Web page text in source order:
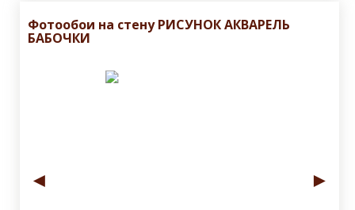
Фотообои на стену РИСУНОК АКВАРЕЛЬ
БАБОЧКИ
◄ ►